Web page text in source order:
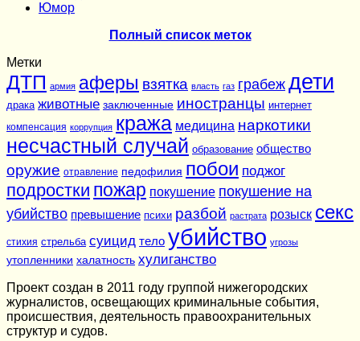
Юмор
Полный список меток
Метки
ДТП армия аферы взятка власть газ грабеж дети
драка животные заключенные иностранцы интернет
компенсация коррупция кража медицина наркотики
несчастный случай образование общество
оружие отравление педофилия побои поджог
подростки пожар покушение покушение на
убийство превышение психи разбой растрата розыск секс
стихия стрельба суицид тело убийство угрозы
утопленники халатность хулиганство
Проект создан в 2011 году группой нижегородских
журналистов, освещающих криминальные события,
происшествия, деятельность правоохранительных
структур и судов.